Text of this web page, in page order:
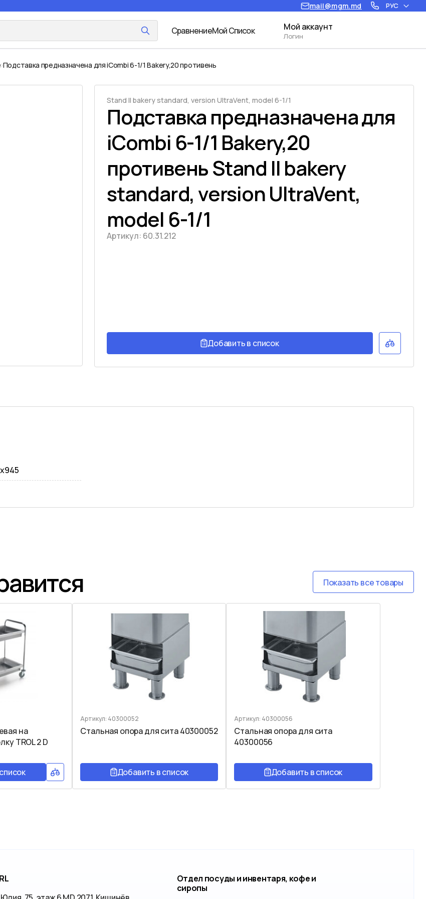
mail@mgm.md РУС
СравнениеМой Список Мой аккаунт
Логин
Подставка предназначена для iCombi 6-1/1 Bakery,20 противень
Stand II bakery standard, version UltraVent, model 6-1/1
Подставка предназначена для
iCombi 6-1/1 Bakery,20
противень Stand II bakery
standard, version UltraVent,
model 6-1/1
Артикул: 60.31.212
Добавить в список
Показать все товары
на
TROL 2 D
Артикул: 40300052
Стальная опора для сита 40300052
Добавить в список
Артикул: 40300056
Стальная опора для сита
40300056
Добавить в список
Отдел посуды и инвентаря, кофе и
сиропы